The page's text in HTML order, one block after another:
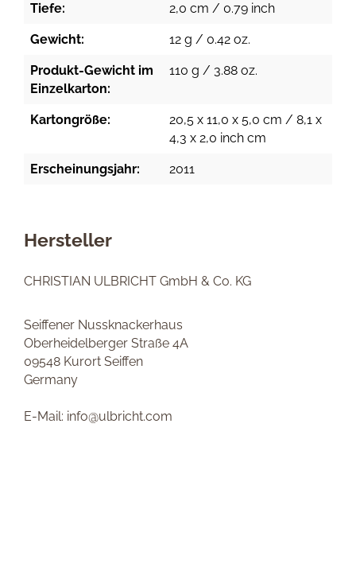
Tiefe: 2,0 cm / 0.79 inch
Gewicht: 12 g / 0.42 oz.
Produkt-Gewicht im
Einzelkarton:
110 g / 3.88 oz.
Kartongröße:
20,5 x 11,0 x 5,0 cm / 8,1 x
4,3 x 2,0 inch cm
Erscheinungsjahr: 2011
Hersteller
CHRISTIAN ULBRICHT GmbH & Co. KG
Seiffener Nussknackerhaus
Oberheidelberger Straße 4A
09548 Kurort Seiffen
Germany
E-Mail: info@ulbricht.com